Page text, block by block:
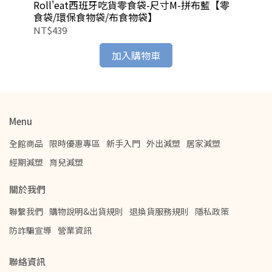
Roll'eat西班牙吃貨零食袋-尺寸M-拼布藍【零
食袋/環保食物袋/布食物袋】
NT$439
加入購物車
Menu
全館商品 限時優惠專區 新手入門 外出減塑 居家減塑
經期減塑 育兒減塑
關於我們
聯繫我們 購物說明&出貨規則 退換貨服務規則
隱私政策
防詐騙宣導 營業資訊
聯絡資訊